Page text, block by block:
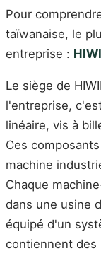
Pour
taïwanaise, le
entreprise :
Le siège de
l'entreprise,
linéaire, vis à
Ces
machine
Chaque
dans une usine
équipé d'un
contiennent des